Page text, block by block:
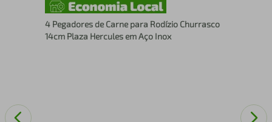
4 Pegadores de Carne para Rodízio Churrasco
14cm Plaza Hercules em Aço Inox